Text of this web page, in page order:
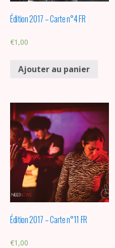
Édition 2017 – Carte n°4 FR
€1,00
Ajouter au panier
Édition 2017 – Carte n°11 FR
€1,00